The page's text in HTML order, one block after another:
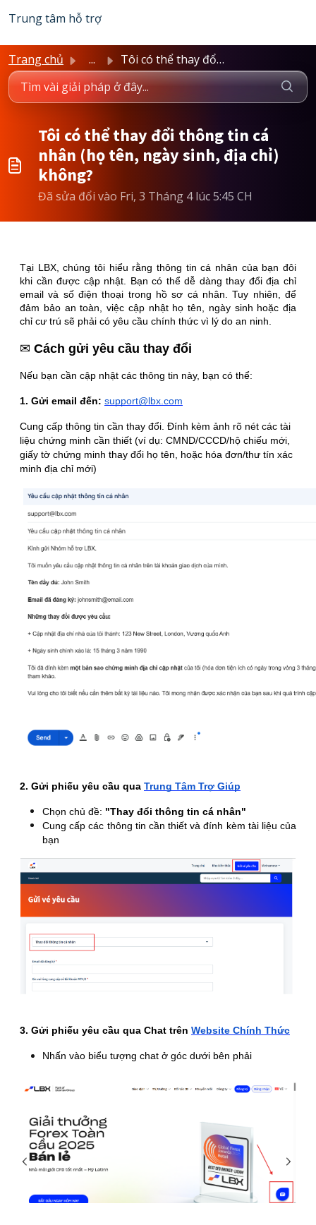
Trung tâm hỗ trợ
Trang chủ ... Tôi có thể thay đổi thông tin cá nhân (họ tên, ngày sinh,...
Tôi có thể thay đổi thông tin cá
nhân (họ tên, ngày sinh, địa chỉ)
không?
Đã sửa đổi vào Fri, 3 Tháng 4 lúc 5:45 CH
Tại LBX, chúng tôi hiểu rằng thông tin cá nhân của bạn đôi
khi cần được cập nhật. Bạn có thể dễ dàng thay đổi địa chỉ
email và số điện thoại trong hồ sơ cá nhân. Tuy nhiên, để
đảm bảo an toàn, việc cập nhật họ tên, ngày sinh hoặc địa
chỉ cư trú sẽ phải có yêu cầu chính thức vì lý do an ninh.
✉ Cách gửi yêu cầu thay đổi
Nếu bạn cần cập nhật các thông tin này, bạn có thể:
1. Gửi email đến: support@lbx.com
Cung cấp thông tin cần thay đổi. Đính kèm ảnh rõ nét các tài
liệu chứng minh cần thiết (ví dụ: CMND/CCCD/hộ chiếu mới,
giấy tờ chứng minh thay đổi họ tên, hoặc hóa đơn/thư tín xác
minh địa chỉ mới)
2. Gửi phiếu yêu cầu qua Trung Tâm Trợ Giúp
Chọn chủ đề: "Thay đổi thông tin cá nhân"
Cung cấp các thông tin cần thiết và đính kèm tài liệu của
bạn
3. Gửi phiếu yêu cầu qua Chat trên Website Chính Thức
Nhấn vào biểu tượng chat ở góc dưới bên phải